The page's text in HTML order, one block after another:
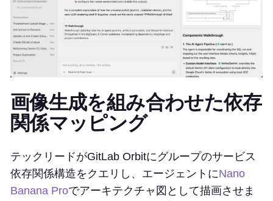
画像生成を組み合わせた依存
関係マッピング
テックリードがGitLab Orbitにグループのサービス
依存関係構造をクエリし、エージェントにNano
Banana Proでアーキテクチャ図として描画させま